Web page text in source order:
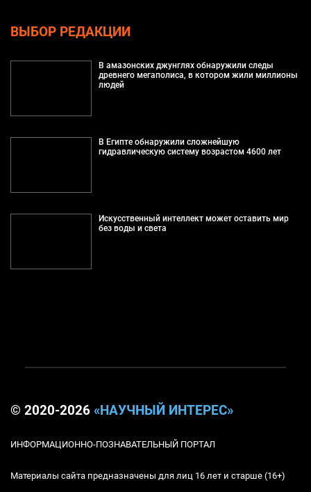
ВЫБОР РЕДАКЦИИ
В амазонских джунглях обнаружили следы
древнего мегаполиса, в котором жили миллионы
людей
В Египте обнаружили сложнейшую
гидравлическую систему возрастом 4600 лет
Искусственный интеллект может оставить мир
без воды и света
© 2020-2026 «НАУЧНЫЙ ИНТЕРЕС»
ИНФОРМАЦИОННО-ПОЗНАВАТЕЛЬНЫЙ ПОРТАЛ
Материалы сайта предназначены для лиц 16 лет и старше (16+)